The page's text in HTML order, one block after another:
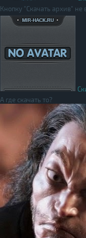
Кнопку "Скачать архив" не
А где скачать то?